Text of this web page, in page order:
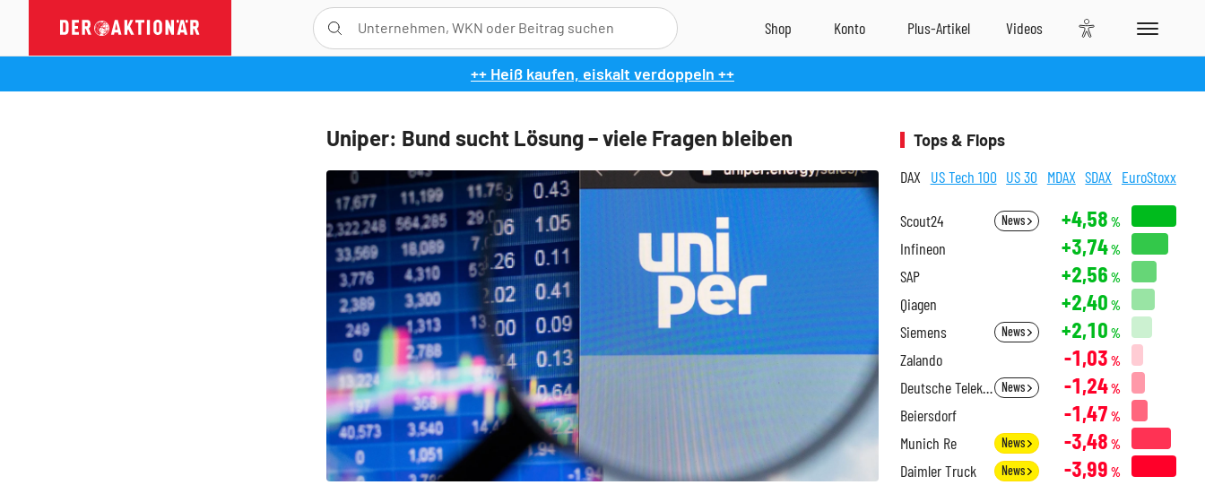
++ Heiß kaufen, eiskalt verdoppeln ++
Uniper: Bund sucht Lösung – viele Fragen bleiben
Tops & Flops
DAX US Tech 100 US 30 MDAX SDAX EuroStoxx
Scout24 News +4,58 %
Infineon +3,74%
SAP +2,56 %
Qiagen +2,40 %
Siemens News +2,10 %
Zalando -1,03 %
Deutsche Telekom News -1,24%
Beiersdorf -1,47 %
Munich Re News -3,48 %
Daimler Truck News -3,99 %